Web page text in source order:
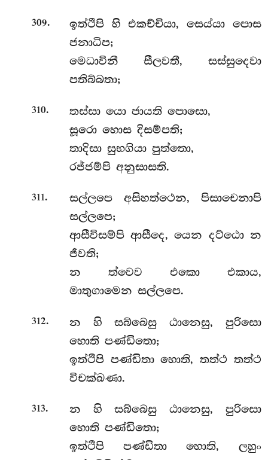
309. ඉත්ථීපි හි එකච්චියා, සෙය්යා පොස
ජනාධිප;
මෙධාවිනී සීලවතී, සස්සුදෙවා
පතිබ්බතා;
310.
තස්සා යො ජායති පොසො,
සූරො හොස දිසම්පති;
තාදිසා සුභගියා පුත්තො,
රජ්ජම්පි අනුසාසති.
311. සල්ලපෙ අසිහත්ථෙන, පිසාචෙනාපි
සල්ලපෙ;
ආසීවිසම්පි ආසීදෙ, යෙන දට්ඨො න
ජීවති;
න ත්වෙව එකො එකාය,
මාතුගාමෙන සල්ලපෙ.
312. න හි සබ්බෙසු ඨානෙසු, පුරිසො
හොති පණ්ඩිතො;
ඉත්ථීපි පණ්ඩිතා හොති, තත්ථ තත්ථ
විචක්ඛණා.
313.
න හි සබ්බෙසු ඨානෙසු, පුරිසො
හොති පණ්ඩිතො;
ඉත්ථීපි පණ්ඩිතා හොති, ලහුං